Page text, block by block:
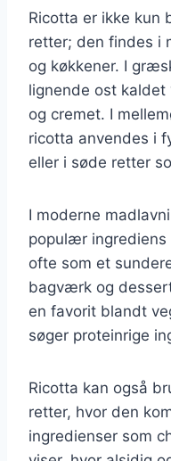
Ricotta er ikke kun
retter; den findes i
og køkkener. I
lignende ost kaldet
og cremet. I
ricotta anvendes i
eller i søde retter
I moderne
populær ingrediens
ofte som et
bagværk og
en favorit blandt
søger proteinrige
Ricotta kan også
retter, hvor den
ingredienser som